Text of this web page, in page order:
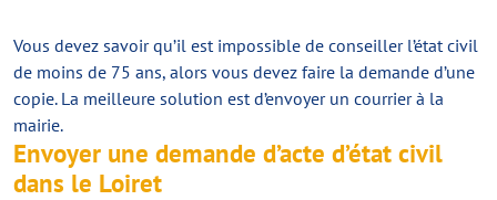
Vous devez savoir qu’il est impossible de conseiller l’état civil
de moins de 75 ans, alors vous devez faire la demande d’une
copie. La meilleure solution est d’envoyer un courrier à la
mairie.
Envoyer une demande d’acte d’état civil
dans le Loiret